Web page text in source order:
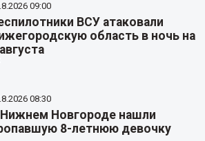
09:00
ВСУ атаковали
область в ночь на
08:30
Нижнем Новгороде нашли
8-летнюю девочку